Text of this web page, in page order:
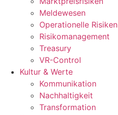
Meldewesen
Operationelle Risiken
Risikomanagement
Treasury
VR-Control
Kultur & Werte
Kommunikation
Nachhaltigkeit
Transformation